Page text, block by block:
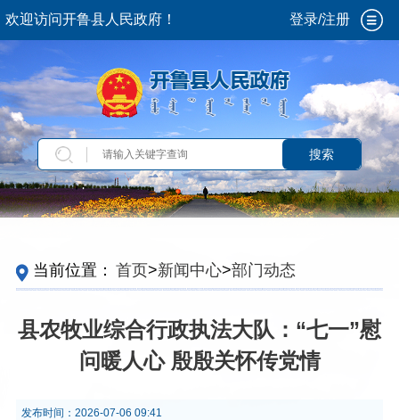
欢迎访问开鲁县人民政府！ 登录/注册
搜索
当前位置： 首页>新闻中心>部门动态
县农牧业综合行政执法大队：“七一”慰
问暖人心 殷殷关怀传党情
发布时间： 2026-07-06 09:41